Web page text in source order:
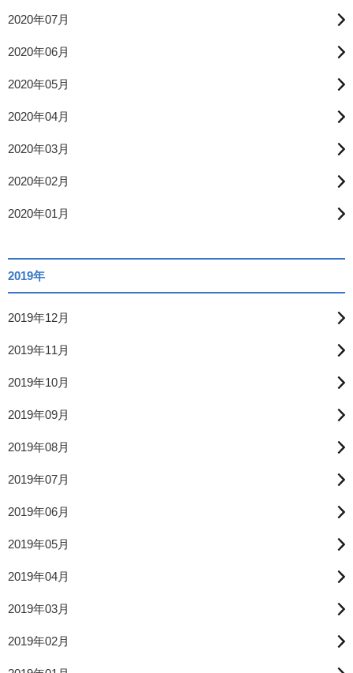
2020年07月
2020年06月
2020年05月
2020年04月
2020年03月
2020年02月
2020年01月
2019年
2019年12月
2019年11月
2019年10月
2019年09月
2019年08月
2019年07月
2019年06月
2019年05月
2019年04月
2019年03月
2019年02月